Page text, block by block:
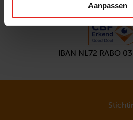
Aanpassen
IBAN NL72 RABO